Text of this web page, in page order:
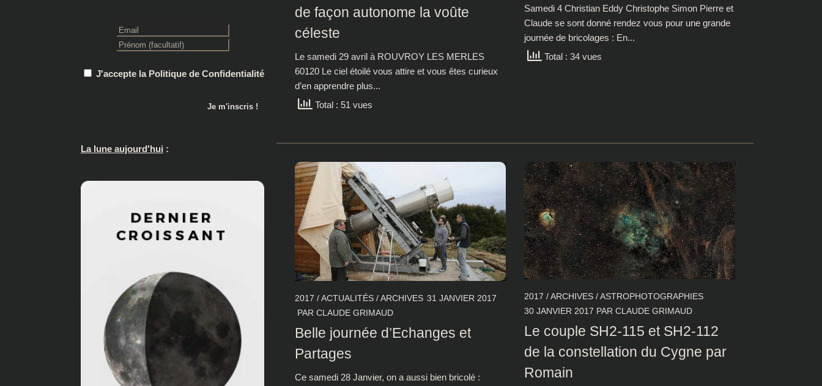
de façon autonome la voûte
céleste
Le samedi 29 avril à ROUVROY LES MERLES
60120 Le ciel étoilé vous attire et vous êtes curieux
d’en apprendre plus...
Total : 51 vues
Samedi 4 Christian Eddy Christophe Simon Pierre et
Claude se sont donné rendez vous pour une grande
journée de bricolages : En...
Total : 34 vues
2017 /ACTUALITÉS /ARCHIVES 31 JANVIER 2017
PAR CLAUDE GRIMAUD
Belle journée d’Echanges et
Partages
Ce samedi 28 Janvier, on a aussi bien bricolé :
2017 /ARCHIVES /ASTROPHOTOGRAPHIES
30 JANVIER 2017 PAR CLAUDE GRIMAUD
Le couple SH2-115 et SH2-112
de la constellation du Cygne par
Romain
J'accepte la Politique de Confidentialité
La lune aujourd'hui :